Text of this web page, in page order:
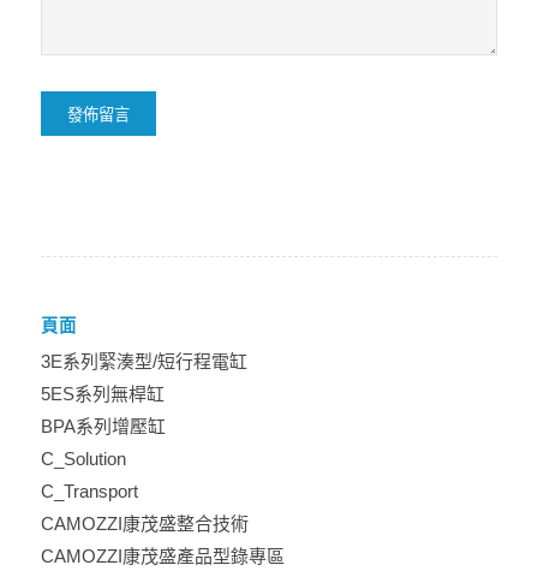
頁面
3E系列緊湊型/短行程電缸
5ES系列無桿缸
BPA系列增壓缸
C_Solution
C_Transport
CAMOZZI康茂盛整合技術
CAMOZZI康茂盛產品型錄專區